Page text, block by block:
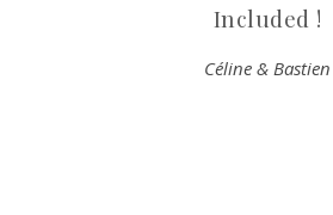
Included !
Céline & Bastien